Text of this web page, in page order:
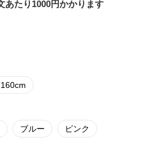
あたり 1000円かかります
160cm
ブルー ピンク